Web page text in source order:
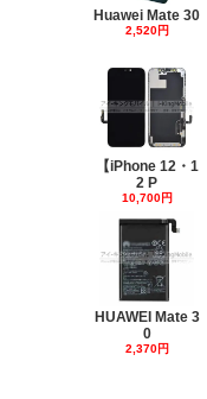
Huawei Mate 30
2,520円
【iPhone 12・1
2 P
10,700円
HUAWEI Mate 3
0
2,370円